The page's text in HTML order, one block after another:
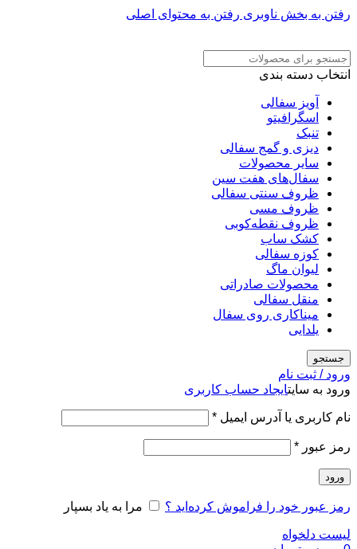
رفتن به بخش ناوبری رفتن به محتوای اصلی
انتخاب دسته بندی
آویز سفالی
اسگرافیتو
تنبک
دیزی و گمج سفالی
سایر محصولات
سفال‌های هفت‌ سین
ظروف سنتی سفالی
ظروف مسی
ظروف نقطه‌کوبی
کشک ساب
کوزه سفالی
لیوان ماگ
محصولات صادراتی
منقل سفالی
میناکاری روی سفال
یلدایی
جستجو
ورود / ثبت نام
ورود به سایتایجاد حساب کاربری
نام کاربری یا آدرس ایمیل *الزامی
رمز عبور *الزامی
ورود
رمز عبور خود را فراموش کرده‌اید ؟ مرا به یاد بسپار
لیست دلخواه